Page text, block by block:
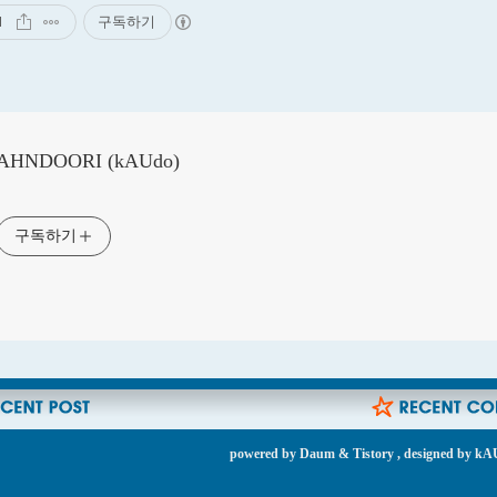
구독하기
(kAUdo)
구독하기
powered by Daum& Tistory, designed by